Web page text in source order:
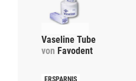
Vaseline Tube
von Favodent